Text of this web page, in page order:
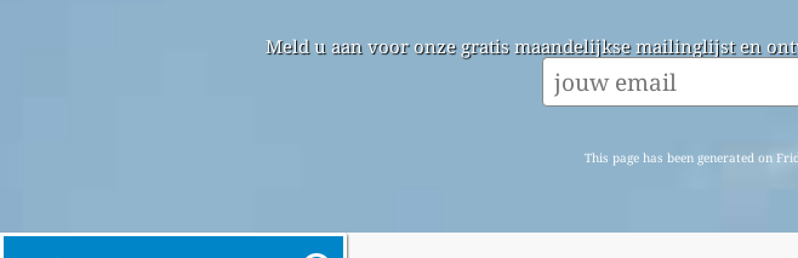
Meld u aan voor onze gratis maandelijkse mailinglijst en
This page has been generated on